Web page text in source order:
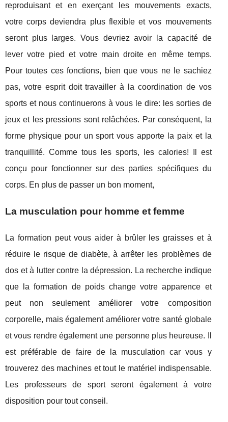
reproduisant et en exerçant les mouvements exacts,
votre corps deviendra plus flexible et vos mouvements
seront plus larges. Vous devriez avoir la capacité de
lever votre pied et votre main droite en même temps.
Pour toutes ces fonctions, bien que vous ne le sachiez
pas, votre esprit doit travailler à la coordination de vos
sports et nous continuerons à vous le dire: les sorties de
jeux et les pressions sont relâchées. Par conséquent, la
forme physique pour un sport vous apporte la paix et la
tranquillité. Comme tous les sports, les calories! Il est
conçu pour fonctionner sur des parties spécifiques du
corps. En plus de passer un bon moment,
La musculation pour homme et femme
La formation peut vous aider à brûler les graisses et à
réduire le risque de diabète, à arrêter les problèmes de
dos et à lutter contre la dépression. La recherche indique
que la formation de poids change votre apparence et
peut non seulement améliorer votre composition
corporelle, mais également améliorer votre santé globale
et vous rendre également une personne plus heureuse. Il
est préférable de faire de la musculation car vous y
trouverez des machines et tout le matériel indispensable.
Les professeurs de sport seront également à votre
disposition pour tout conseil.